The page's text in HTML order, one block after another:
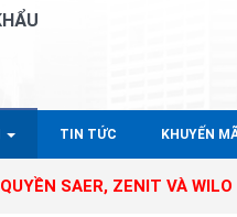
TIN TỨC KHUYẾN
ZENIT VÀ WILO NHẬP